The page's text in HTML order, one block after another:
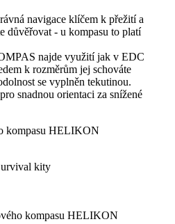
navigace klíčem k přežití a
důvěřovat - u kompasu to platí
najde využití jak v EDC
k rozměrům jej schováte
se vyplněn tekutinou.
snadnou orientaci za snížené
kompasu HELIKON
kity
kompasu HELIKON